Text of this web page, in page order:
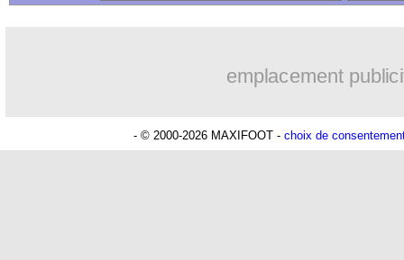
emplacement
- © 2000-2026 MAXIFOOT - choix de